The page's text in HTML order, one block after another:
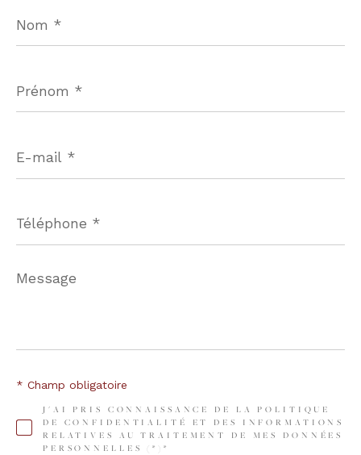
*
*
mail
*
*
Message
*
J'AI PRIS CONNAISSANCE DE LA POLITIQUE
DE CONFIDENTIALITÉ ET DES INFORMATIONS
RELATIVES AU TRAITEMENT DE MES DONNÉES
PERSONNELLES (*)*
* Champ obligatoire